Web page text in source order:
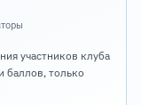
участников клуба
баллов, только